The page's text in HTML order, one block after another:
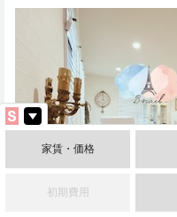
家賃・価格
初期費用